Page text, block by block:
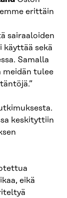
erittäin
sairaaloiden
käyttää sekä
Samalla
meidän tulee
keskityttiin
eikä